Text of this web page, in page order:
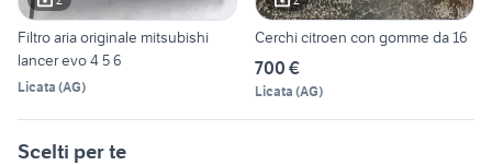
Filtro aria originale mitsubishi
lancer evo 4 5 6
Licata (AG)
Cerchi citroen con gomme da 16
700 €
Licata (AG)
Scelti per te